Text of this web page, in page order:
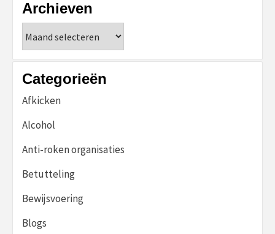
Archieven
Categorieën
Afkicken
Alcohol
Anti-roken organisaties
Betutteling
Bewijsvoering
Blogs